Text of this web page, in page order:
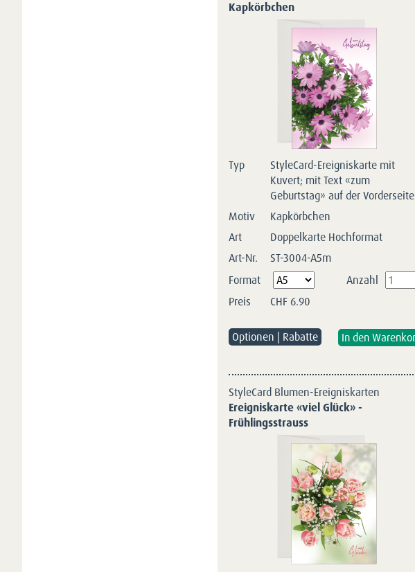
Kapkörbchen
Typ
StyleCard-Ereigniskarte mit
Kuvert; mit Text «zum
Geburtstag» auf der Vorderseite
Motiv
Kapkörbchen
Art
Doppelkarte Hochformat
Art-Nr.
ST-3004-A5m
Pflichtfeld
Format
Anzahl
Preis
CHF6.90
Optionen | Rabatte
StyleCard Blumen-Ereigniskarten
Ereigniskarte «viel Glück» -
Frühlingsstrauss